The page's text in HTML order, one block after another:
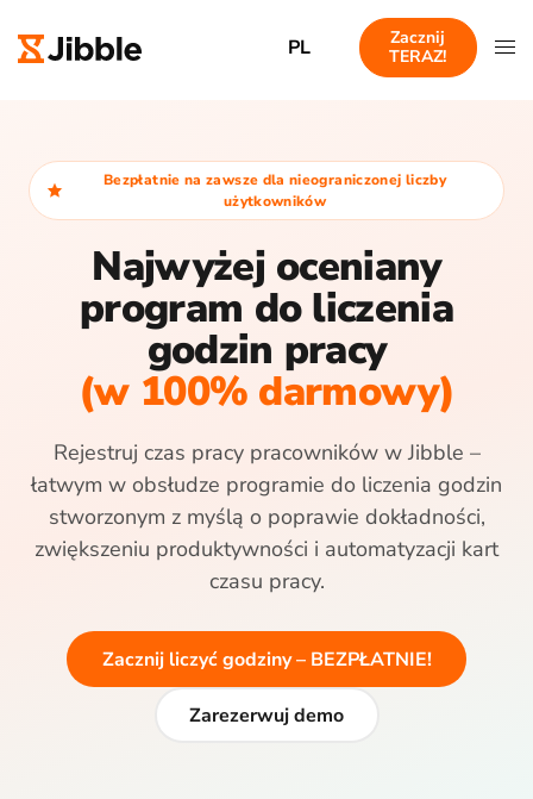
PL
Zacznij
TERAZ!
Bezpłatnie na zawsze dla nieograniczonej liczby
użytkowników
Najwyżej oceniany
program do liczenia
godzin pracy
(w 100% darmowy)
Rejestruj czas pracy pracowników w Jibble –
łatwym w obsłudze programie do liczenia godzin
stworzonym z myślą o poprawie dokładności,
zwiększeniu produktywności i automatyzacji kart
czasu pracy.
Zacznij liczyć godziny – BEZPŁATNIE!
Zarezerwuj demo